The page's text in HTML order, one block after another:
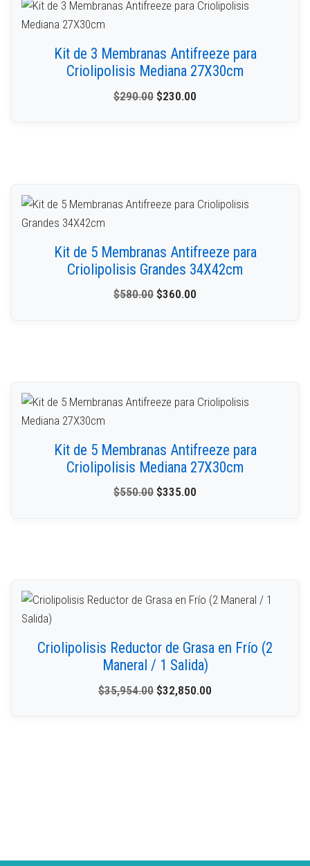
Kit de 3 Membranas Antifreeze para
Criolipolisis Mediana 27X30cm
$290.00 $230.00
Kit de 5 Membranas Antifreeze para
Criolipolisis Grandes 34X42cm
$580.00 $360.00
Kit de 5 Membranas Antifreeze para
Criolipolisis Mediana 27X30cm
$550.00 $335.00
Criolipolisis Reductor de Grasa en Frío (2
Maneral / 1 Salida)
$35,954.00 $32,850.00